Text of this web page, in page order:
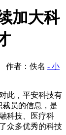
加大科
作者：佚名 - 小
此，平安科技有
员的信息，是
科技、医疗科
众多优秀的科技